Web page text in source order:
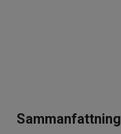
Sammanfattning